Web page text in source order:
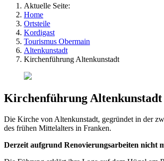
Aktuelle Seite:
Home
Ortsteile
Kordigast
Tourismus Obermain
Altenkunstadt
Kirchenführung Altenkunstadt
Kirchenführung Altenkunstadt
Die Kirche von Altenkunstadt, gegründet in der
des frühen Mittelalters in Franken.
Derzeit aufgrund Renovierungsarbeiten nicht